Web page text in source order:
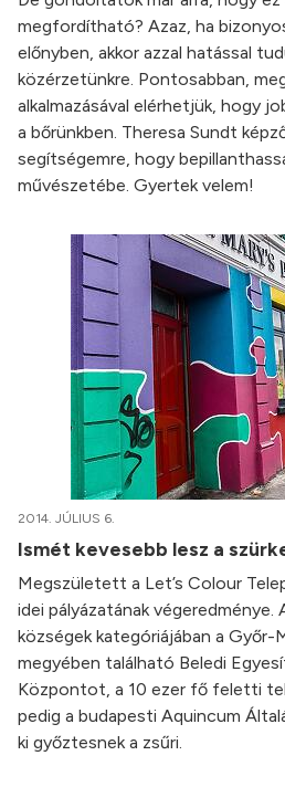
megfordítható? Azaz, ha
előnyben, akkor azzal hatással
közérzetünkre. Pontosabban,
alkalmazásával elérhetjük, hogy
a bőrünkben. Theresa Sundt
segítségemre, hogy
művészetébe. Gyertek velem!
2014. JÚLIUS 6.
Ismét kevesebb lesz a
Megszületett a Let’s Colour
idei pályázatának végeredménye.
községek kategóriájában a Győr-
megyében található Beledi
Központot, a 10 ezer fő feletti
pedig a budapesti Aquincum
ki győztesnek a zsűri.